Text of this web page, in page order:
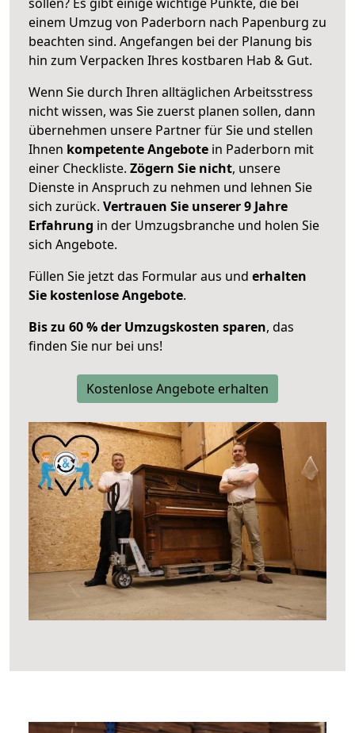
einem Umzug von Paderborn nach Papenburg zu
beachten sind. Angefangen bei der Planung bis
hin zum Verpacken Ihres kostbaren Hab & Gut.
Wenn Sie durch Ihren alltäglichen Arbeitsstress
nicht wissen, was Sie zuerst planen sollen, dann
übernehmen unsere Partner für Sie und stellen
Ihnen kompetente Angebote in Paderborn mit
einer Checkliste. Zögern Sie nicht, unsere
Dienste in Anspruch zu nehmen und lehnen Sie
sich zurück. Vertrauen Sie unserer 9 Jahre
Erfahrung in der Umzugsbranche und holen Sie
sich Angebote.
Füllen Sie jetzt das Formular aus und erhalten
Sie kostenlose Angebote.
Bis zu 60 % der Umzugskosten sparen, das
finden Sie nur bei uns!
Kostenlose Angebote erhalten